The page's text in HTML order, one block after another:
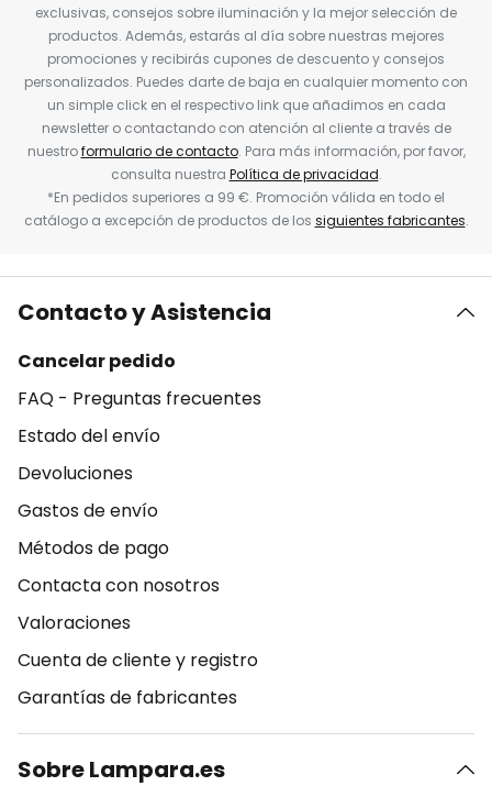
exclusivas, consejos sobre iluminación y la mejor selección de
productos. Además, estarás al día sobre nuestras mejores
promociones y recibirás cupones de descuento y consejos
personalizados. Puedes darte de baja en cualquier momento con
un simple click en el respectivo link que añadimos en cada
newsletter o contactando con atención al cliente a través de
nuestroformulario de contacto. Para más información, por favor,
consulta nuestra Política de privacidad.
*En pedidos superiores a 99 €. Promoción válida en todo el
catálogo a excepción de productos de los siguientes fabricantes.
Contacto y Asistencia
Cancelar pedido
FAQ - Preguntas frecuentes
Estado del envío
Devoluciones
Gastos de envío
Métodos de pago
Contacta con nosotros
Valoraciones
Cuenta de cliente y registro
Garantías de fabricantes
Sobre Lampara.es